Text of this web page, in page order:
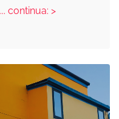
... continua: >